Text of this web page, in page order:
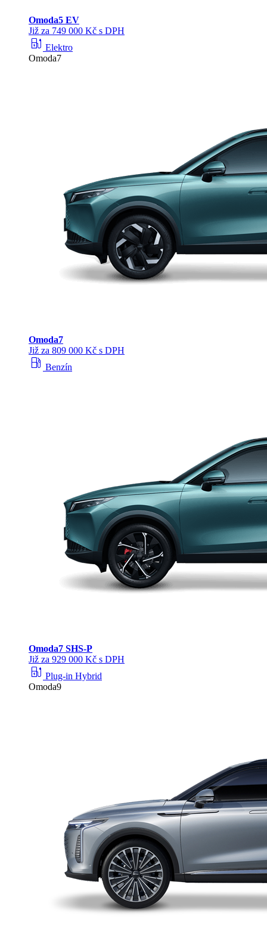
Omoda5 EV
Již za 749 000 Kč s DPH
ev_station Elektro
Omoda7
Omoda7
Již za 809 000 Kč s DPH
local_gas_station Benzín
Omoda7 SHS-P
Již za 929 000 Kč s DPH
ev_station Plug-in Hybrid
Omoda9